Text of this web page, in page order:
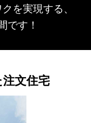
を実現する、
です！
文住宅